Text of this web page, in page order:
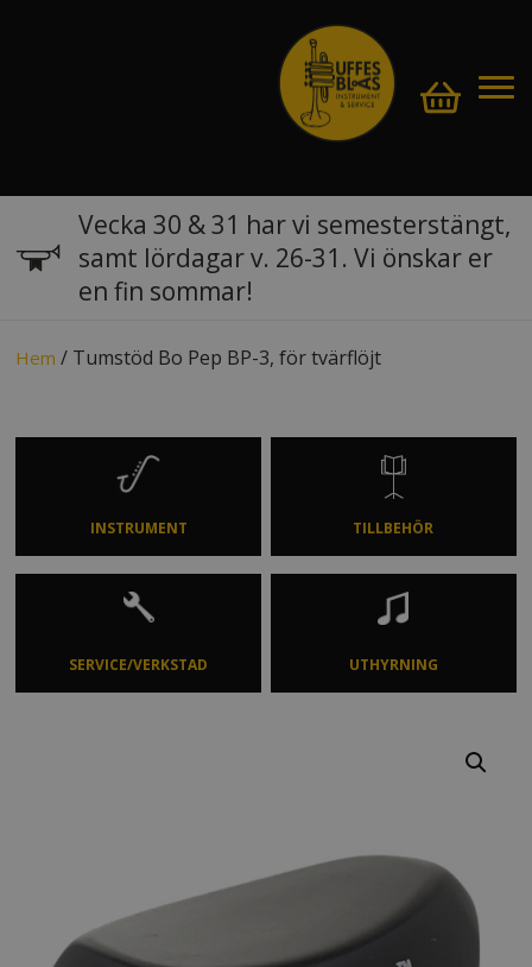
Vecka 30 & 31 har vi semesterstängt,
samt lördagar v. 26-31. Vi önskar er
en fin sommar!
Hem / Tumstöd Bo Pep BP-3, för tvärflöjt
INSTRUMENT TILLBEHÖR
SERVICE/VERKSTAD UTHYRNING